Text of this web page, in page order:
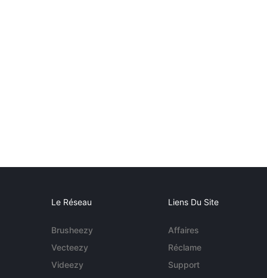
Le Réseau
Brusheezy
Vecteezy
Videezy
Liens Du Site
Affaires
Réclame
Support